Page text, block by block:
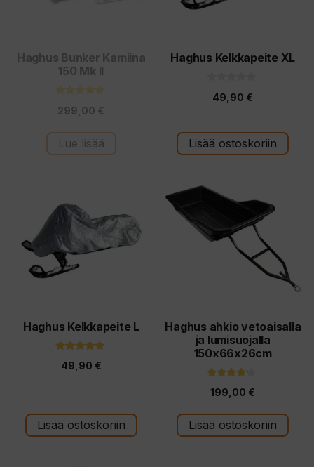
Haghus Bunker Kamiina
150 Mk II
5:stä
299,00 €
Lue lisää
Haghus Kelkkapeite XL
ä
49,90 €
Lisää ostoskoriin
Haghus Kelkkapeite L
5:stä
49,90 €
Lisää ostoskoriin
Haghus ahkio vetoaisalla
ja lumisuojalla
150x66x26cm
5:stä
199,00 €
Lisää ostoskoriin